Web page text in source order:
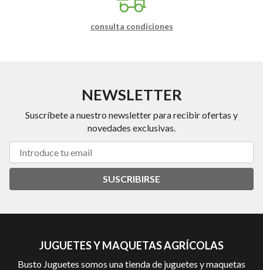
consulta condiciones
NEWSLETTER
Suscríbete a nuestro newsletter para recibir ofertas y
novedades exclusivas.
SUSCRIBIRSE
JUGUETES Y MAQUETAS AGRÍCOLAS
Busto Juguetes somos una tienda de juguetes y maquetas